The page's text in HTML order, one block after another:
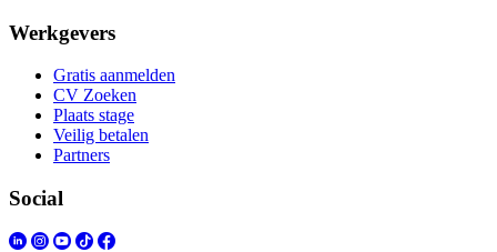
Werkgevers
Gratis aanmelden
CV Zoeken
Plaats stage
Veilig betalen
Partners
Social